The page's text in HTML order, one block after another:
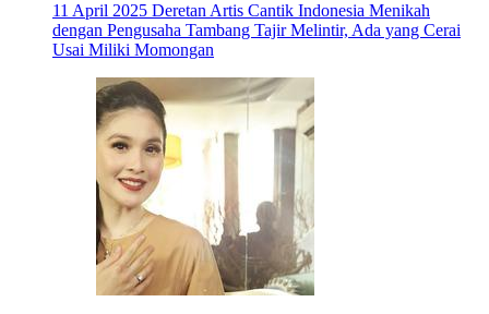
11 April 2025 Deretan Artis Cantik Indonesia Menikah
dengan Pengusaha Tambang Tajir Melintir, Ada yang Cerai
Usai Miliki Momongan